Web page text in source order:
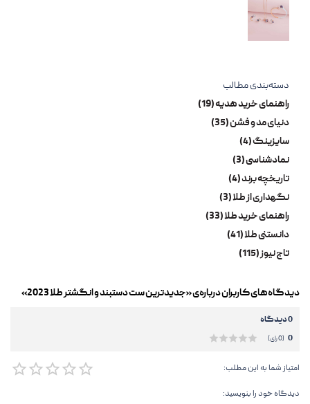
دسته‌بندی مطالب
راهنمای خرید هدیه (19)
دنیای مد و فشن (35)
سایزینگ (4)
نمادشناسی (3)
تاریخچه برند (4)
نگهداری از طلا (3)
راهنمای خرید طلا (33)
دانستنی طلا (41)
تاج نیوز (115)
دیدگاه‌های کاربران درباره‌ی «جدیدترین ست دستبند و انگشتر طلا 2023»
0 دیدگاه
0 (0 رای)
امتیاز شما به این مطلب:
دیدگاه خود را بنویسید: